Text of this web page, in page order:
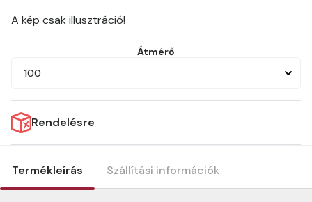
A kép csak illusztráció!
Átmérő
100
Rendelésre
Termékleírás Szállítási információk